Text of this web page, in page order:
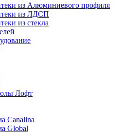
из Алюминиевого профиля
из ЛДСП
из стекла
Лофт
Canalina
Global